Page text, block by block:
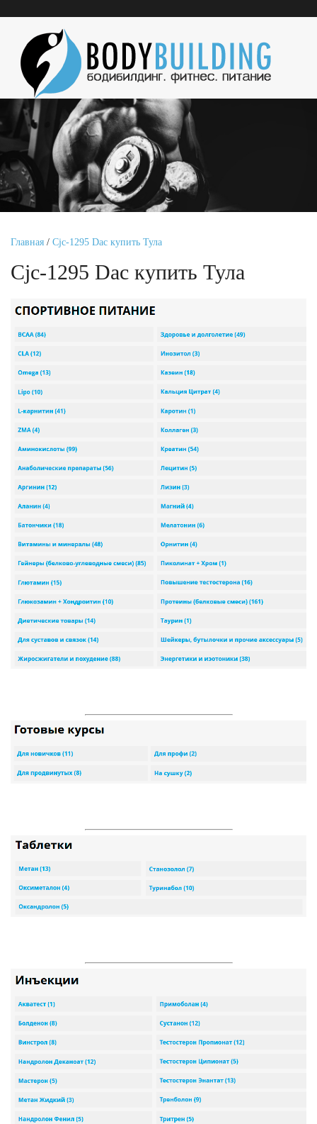
Главная / Cjc-1295 Dac купить Тула
Cjc-1295 Dac купить Тула